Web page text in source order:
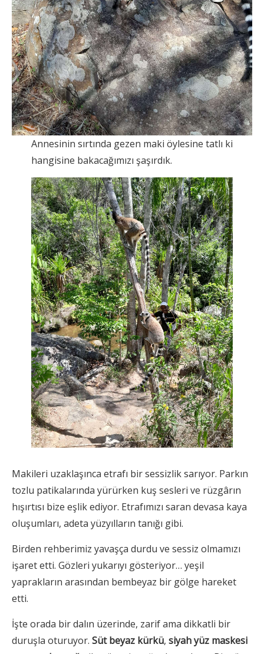
Annesinin sırtında gezen maki öylesine tatlı ki
hangisine bakacağımızı şaşırdık.
Makileri uzaklaşınca etrafı bir sessizlik sarıyor. Parkın
tozlu patikalarında yürürken kuş sesleri ve rüzgârın
hışırtısı bize eşlik ediyor. Etrafımızı saran devasa kaya
oluşumları, adeta yüzyılların tanığı gibi.
Birden rehberimiz yavaşça durdu ve sessiz olmamızı
işaret etti. Gözleri yukarıyı gösteriyor… yeşil
yaprakların arasından bembeyaz bir gölge hareket
etti.
İşte orada bir dalın üzerinde, zarif ama dikkatli bir
duruşla oturuyor. Süt beyaz kürkü, siyah yüz maskesi